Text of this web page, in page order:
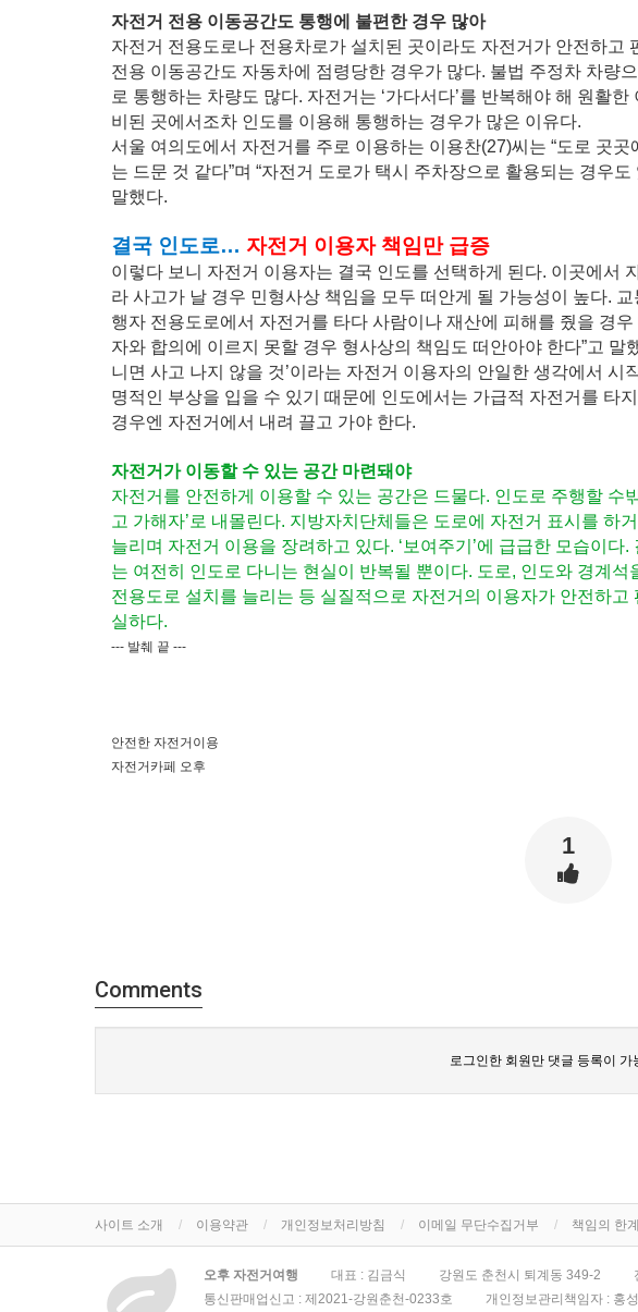
자전거 전용 이동공간도 통행에 불편한 경우 많아
자전거 전용도로나 전용차로가 설치된 곳이라도 자전거가 안전하고
전용 이동공간도 자동차에 점령당한 경우가 많다. 불법 주정차 차량
로 통행하는 차량도 많다. 자전거는 ‘가다서다’를 반복해야 해 원활
비된 곳에서조차 인도를 이용해 통행하는 경우가 많은 이유다.
서울 여의도에서 자전거를 주로 이용하는 이용찬(27)씨는 “도로 곳
는 드문 것 같다”며 “자전거 도로가 택시 주차장으로 활용되는 경우
말했다.
결국 인도로… 자전거 이용자 책임만 급증
이렇다 보니 자전거 이용자는 결국 인도를 선택하게 된다. 이곳에서
라 사고가 날 경우 민형사상 책임을 모두 떠안게 될 가능성이 높다.
행자 전용도로에서 자전거를 타다 사람이나 재산에 피해를 줬을 경
자와 합의에 이르지 못할 경우 형사상의 책임도 떠안아야 한다”고 말
니면 사고 나지 않을 것’이라는 자전거 이용자의 안일한 생각에서 시
명적인 부상을 입을 수 있기 때문에 인도에서는 가급적 자전거를 타
경우엔 자전거에서 내려 끌고 가야 한다.
자전거가 이동할 수 있는 공간 마련돼야
자전거를 안전하게 이용할 수 있는 공간은 드물다. 인도로 주행할 수
고 가해자’로 내몰린다. 지방자치단체들은 도로에 자전거 표시를 하
늘리며 자전거 이용을 장려하고 있다. ‘보여주기’에 급급한 모습이
는 여전히 인도로 다니는 현실이 반복될 뿐이다. 도로, 인도와 경계
전용도로 설치를 늘리는 등 실질적으로 자전거의 이용자가 안전하
실하다.
--- 발췌 끝 ---
안전한 자전거이용
자전거카페 오후
1
Comments
로그인한 회원만 댓글 등록이 가
사이트 소개 이용약관 개인정보처리방침 이메일 무단수집거부 책임의 한
오후 자전거여행 대표 : 김금식 강원도 춘천시 퇴계동 349-2
통신판매업신고 : 제2021-강원춘천-0233호 개인정보관리책임자 : 홍